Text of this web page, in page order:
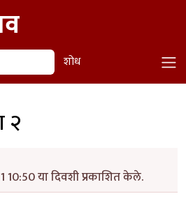
शोध
२
10:50 या दिवशी प्रकाशित केले.